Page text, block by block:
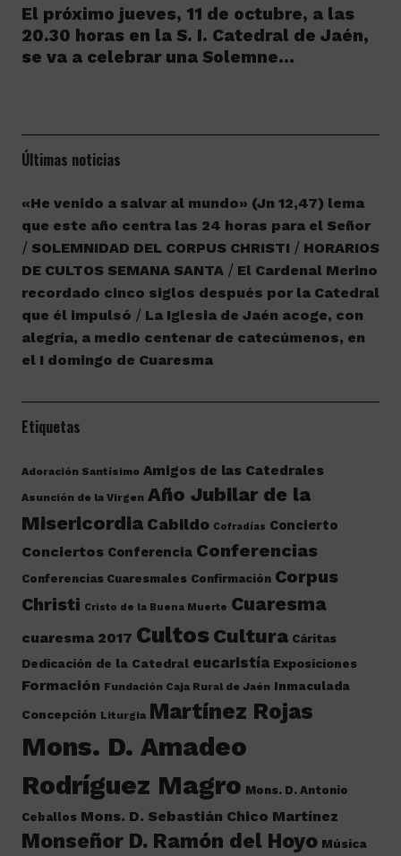
El próximo jueves, 11 de octubre, a las
20.30 horas en la S. I. Catedral de Jaén,
se va a celebrar una Solemne…
Últimas noticias
«He venido a salvar al mundo» (Jn 12,47) lema
que este año centra las 24 horas para el Señor
SOLEMNIDAD DEL CORPUS CHRISTI
HORARIOS
DE CULTOS SEMANA SANTA
El Cardenal Merino
recordado cinco siglos después por la Catedral
que él impulsó
La Iglesia de Jaén acoge, con
alegría, a medio centenar de catecúmenos, en
el I domingo de Cuaresma
Etiquetas
Adoración Santísimo Amigos de las Catedrales
Asunción de la Virgen Año Jubilar de la
Misericordia Cabildo Cofradías Concierto
Conciertos Conferencia Conferencias
Conferencias Cuaresmales Confirmación Corpus
Christi Cristo de la Buena Muerte Cuaresma
cuaresma 2017 Cultos Cultura Cáritas
Dedicación de la Catedral eucaristía Exposiciones
Formación Fundación Caja Rural de Jaén Inmaculada
Concepción Liturgia Martínez Rojas
Mons. D. Amadeo
Rodríguez Magro Mons. D. Antonio
Ceballos Mons. D. Sebastián Chico Martínez
Monseñor D. Ramón del Hoyo Música